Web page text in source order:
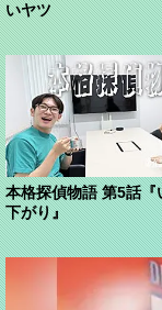
いヤツ
本格探偵物語 第5話『
下がり』